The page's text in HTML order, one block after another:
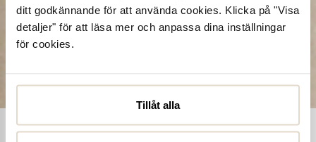
ditt godkännande för att använda cookies. Klicka på "Visa
detaljer" för att läsa mer och anpassa dina inställningar
för cookies.
Tillåt alla
Shoe Reuse